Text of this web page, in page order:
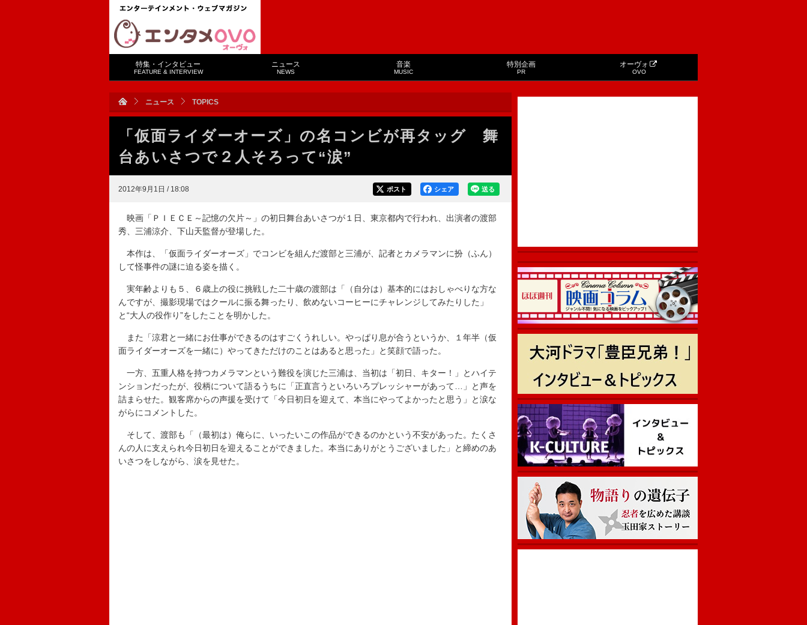
特集・インタビュー
FEATURE & INTERVIEW
ニュース
NEWS
音楽
MUSIC
特別企画
PR
オーヴォ
OVO
ニュース TOPICS
「仮面ライダーオーズ」の名コンビが再タッグ 舞
台あいさつで２人そろって“涙”
2012年9月1日 / 18:08 送る
シェア
ポスト
映画「ＰＩＥＣＥ～記憶の欠片～」の初日舞台あいさつが１日、東京都内で行われ、出演者の渡部
秀、三浦涼介、下山天監督が登場した。
本作は、「仮面ライダーオーズ」でコンビを組んだ渡部と三浦が、記者とカメラマンに扮（ふん）
して怪事件の謎に迫る姿を描く。
実年齢よりも５、６歳上の役に挑戦した二十歳の渡部は「（自分は）基本的にはおしゃべりな方な
んですが、撮影現場ではクールに振る舞ったり、飲めないコーヒーにチャレンジしてみたりした」
と“大人の役作り”をしたことを明かした。
また「涼君と一緒にお仕事ができるのはすごくうれしい。やっぱり息が合うというか、１年半（仮
面ライダーオーズを一緒に）やってきただけのことはあると思った」と笑顔で語った。
一方、五重人格を持つカメラマンという難役を演じた三浦は、当初は「初日、キター！」とハイテ
ンションだったが、役柄について語るうちに「正直言うといろいろプレッシャーがあって…」と声を
詰まらせた。観客席からの声援を受けて「今日初日を迎えて、本当にやってよかったと思う」と涙な
がらにコメントした。
そして、渡部も「（最初は）俺らに、いったいこの作品ができるのかという不安があった。たくさ
んの人に支えられ今日初日を迎えることができました。本当にありがとうございました」と締めのあ
いさつをしながら、涙を見せた。